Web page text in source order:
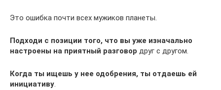
Это ошибка почти всех мужиков планеты.
Подходи с позиции того, что вы уже изначально
настроены на приятный разговор друг с другом.
Когда ты ищешь у нее одобрения, ты отдаешь ей
инициативу.